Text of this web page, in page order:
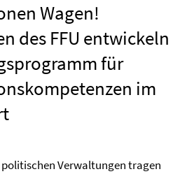
Wagen!
des FFU entwickeln
für
im
Verwaltungen tragen